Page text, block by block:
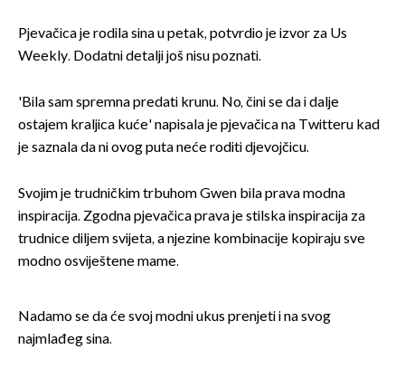
Pjevačica je rodila sina u petak, potvrdio je izvor za Us
Weekly. Dodatni detalji još nisu poznati.
'Bila sam spremna predati krunu. No, čini se da i dalje
ostajem kraljica kuće' napisala je pjevačica na Twitteru kad
je saznala da ni ovog puta neće roditi djevojčicu.
Svojim je trudničkim trbuhom Gwen bila prava modna
inspiracija. Zgodna pjevačica prava je stilska inspiracija za
trudnice diljem svijeta, a njezine kombinacije kopiraju sve
modno osviještene mame.
Nadamo se da će svoj modni ukus prenjeti i na svog
najmlađeg sina.